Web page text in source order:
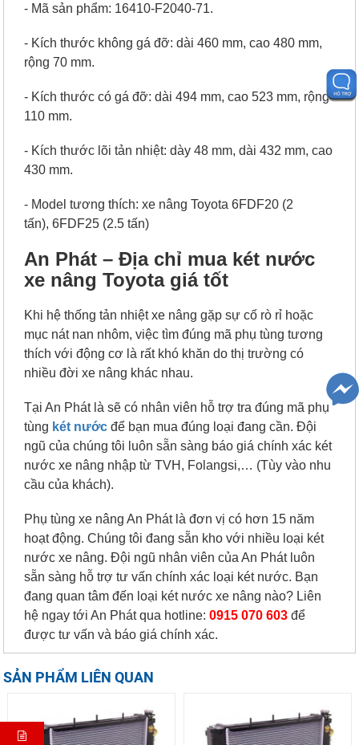
- Mã sản phẩm: 16410-F2040-71.
- Kích thước không gá đỡ: dài 460 mm, cao 480 mm,
rộng 70 mm.
- Kích thước có gá đỡ: dài 494 mm, cao 523 mm, rộng
110 mm.
- Kích thước lõi tản nhiệt: dày 48 mm, dài 432 mm, cao
430 mm.
- Model tương thích: xe nâng Toyota 6FDF20 (2
tấn), 6FDF25 (2.5 tấn)
An Phát – Địa chỉ mua két nước
xe nâng Toyota giá tốt
Khi hệ thống tản nhiệt xe nâng gặp sự cố rò rỉ hoặc
mục nát nan nhôm, việc tìm đúng mã phụ tùng tương
thích với động cơ là rất khó khăn do thị trường có
nhiều đời xe nâng khác nhau.
Tại An Phát là sẽ có nhân viên hỗ trợ tra đúng mã phụ
tùng két nước để bạn mua đúng loại đang cần. Đội
ngũ của chúng tôi luôn sẵn sàng báo giá chính xác két
nước xe nâng nhập từ TVH, Folangsi,… (Tùy vào nhu
cầu của khách).
Phụ tùng xe nâng An Phát là đơn vị có hơn 15 năm
hoạt động. Chúng tôi đang sẵn kho với nhiều loại két
nước xe nâng. Đội ngũ nhân viên của An Phát luôn
sẵn sàng hỗ trợ tư vấn chính xác loại két nước. Bạn
đang quan tâm đến loại két nước xe nâng nào? Liên
hệ ngay tới An Phát qua hotline:0915 070 603 để
được tư vấn và báo giá chính xác.
SẢN PHẨM LIÊN QUAN